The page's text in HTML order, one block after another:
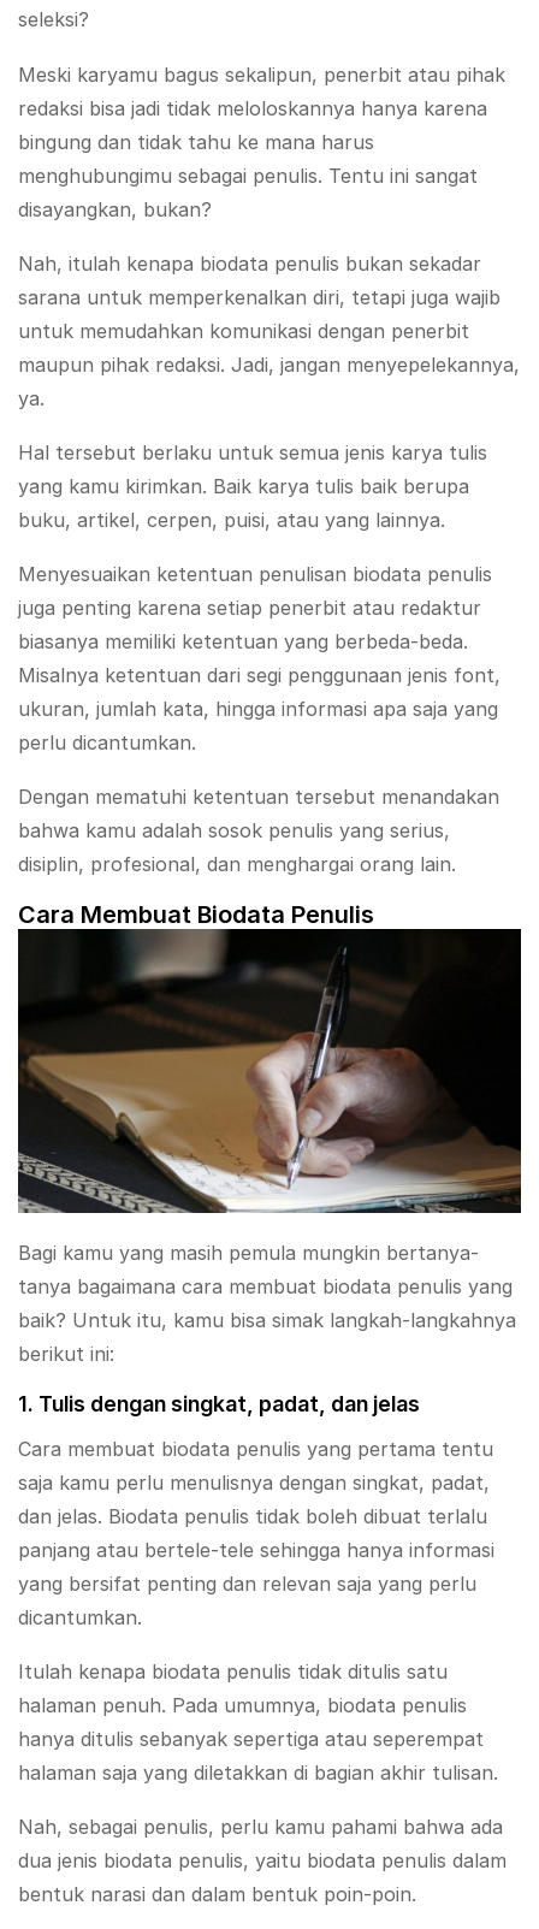
seleksi?
Meski karyamu bagus sekalipun, penerbit atau pihak
redaksi bisa jadi tidak meloloskannya hanya karena
bingung dan tidak tahu ke mana harus
menghubungimu sebagai penulis. Tentu ini sangat
disayangkan, bukan?
Nah, itulah kenapa biodata penulis bukan sekadar
sarana untuk memperkenalkan diri, tetapi juga wajib
untuk memudahkan komunikasi dengan penerbit
maupun pihak redaksi. Jadi, jangan menyepelekannya,
ya.
Hal tersebut berlaku untuk semua jenis karya tulis
yang kamu kirimkan. Baik karya tulis baik berupa
buku, artikel, cerpen, puisi, atau yang lainnya.
Menyesuaikan ketentuan penulisan biodata penulis
juga penting karena setiap penerbit atau redaktur
biasanya memiliki ketentuan yang berbeda-beda.
Misalnya ketentuan dari segi penggunaan jenis font,
ukuran, jumlah kata, hingga informasi apa saja yang
perlu dicantumkan.
Dengan mematuhi ketentuan tersebut menandakan
bahwa kamu adalah sosok penulis yang serius,
disiplin, profesional, dan menghargai orang lain.
Cara Membuat Biodata Penulis
Bagi kamu yang masih pemula mungkin bertanya-
tanya bagaimana cara membuat biodata penulis yang
baik? Untuk itu, kamu bisa simak langkah-langkahnya
berikut ini:
1. Tulis dengan singkat, padat, dan jelas
Cara membuat biodata penulis yang pertama tentu
saja kamu perlu menulisnya dengan singkat, padat,
dan jelas. Biodata penulis tidak boleh dibuat terlalu
panjang atau bertele-tele sehingga hanya informasi
yang bersifat penting dan relevan saja yang perlu
dicantumkan.
Itulah kenapa biodata penulis tidak ditulis satu
halaman penuh. Pada umumnya, biodata penulis
hanya ditulis sebanyak sepertiga atau seperempat
halaman saja yang diletakkan di bagian akhir tulisan.
Nah, sebagai penulis, perlu kamu pahami bahwa ada
dua jenis biodata penulis, yaitu biodata penulis dalam
bentuk narasi dan dalam bentuk poin-poin.